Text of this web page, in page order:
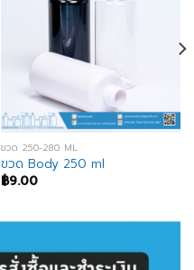
ขวด 250-280 ML
ขวด Body 250 ml
฿9.00